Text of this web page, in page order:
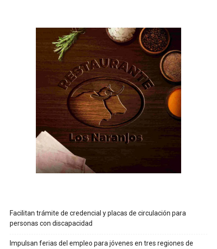
Facilitan trámite de credencial y placas de circulación para
personas con discapacidad
Impulsan ferias del empleo para jóvenes en tres regiones de